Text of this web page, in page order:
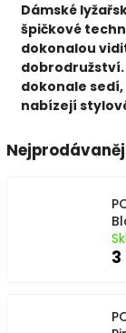
Dámské
špičkové
dokonalou
dokonale
nabízejí
3